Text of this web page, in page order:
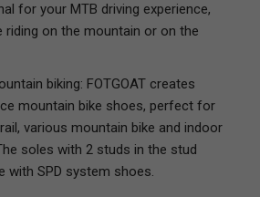
for your MTB driving experience,
riding on the mountain or on the
biking: FOTGOAT creates
mountain bike shoes, perfect for
various mountain bike and indoor
soles with 2 studs in the stud
with SPD system shoes.